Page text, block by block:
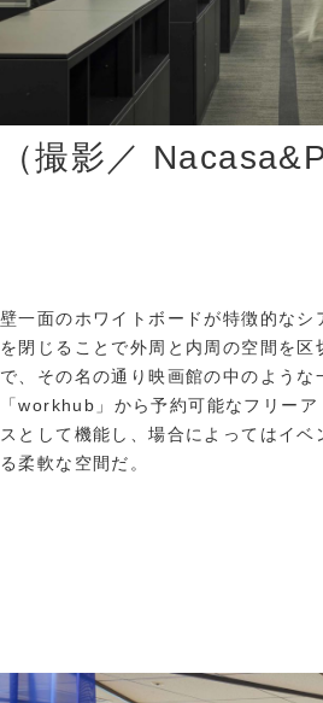
（撮影／
壁一面のホワイトボードが特徴的なシ
を閉じることで外周と内周の空間を区
で、その名の通り映画館の中のような
「workhub」から予約可能なフリー
スとして機能し、場合によってはイベ
る柔軟な空間だ。